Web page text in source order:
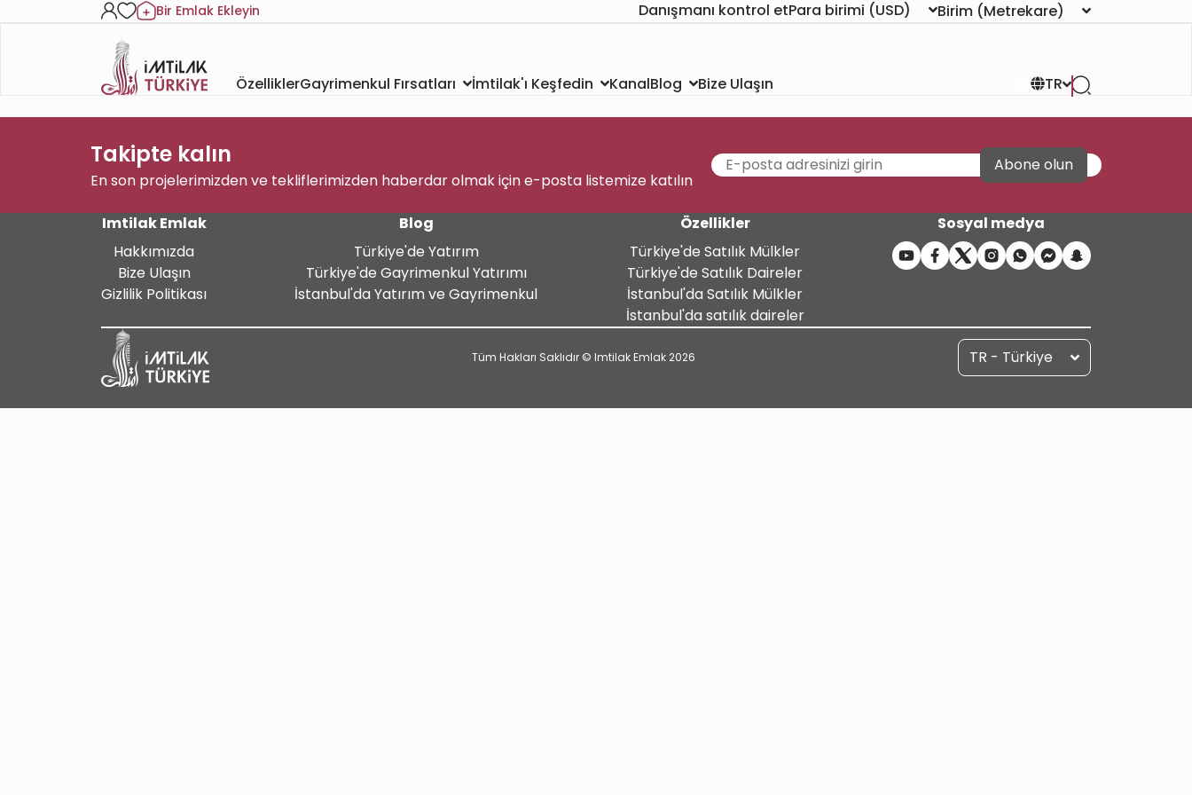
Bir Emlak Ekleyin Danışmanı kontrol etPara birimi (USD) Birim (Metrekare)
ÖzelliklerGayrimenkul Fırsatları İmtilak'ı Keşfedin KanalBlog Bize Ulaşın TR
Takipte kalın
En son projelerimizden ve tekliflerimizden haberdar olmak için e-posta listemize katılın
Abone olun
Imtilak Emlak
Hakkımızda
Bize Ulaşın
Gizlilik Politikası
Blog
Türkiye'de Yatırım
Türkiye'de Gayrimenkul Yatırımı
İstanbul'da Yatırım ve Gayrimenkul
Özellikler
Türkiye'de Satılık Mülkler
Türkiye'de Satılık Daireler
İstanbul'da Satılık Mülkler
İstanbul'da satılık daireler
Sosyal medya
Tüm Hakları Saklıdır © Imtilak Emlak 2026 TR - Türkiye